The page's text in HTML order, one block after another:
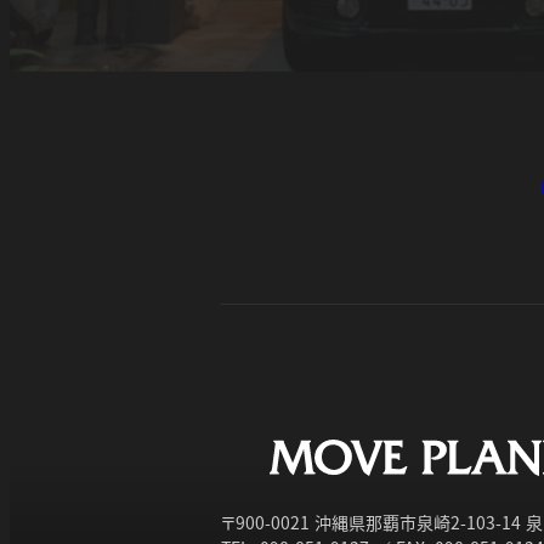
〒900-0021 沖縄県那覇市泉崎2-103-14